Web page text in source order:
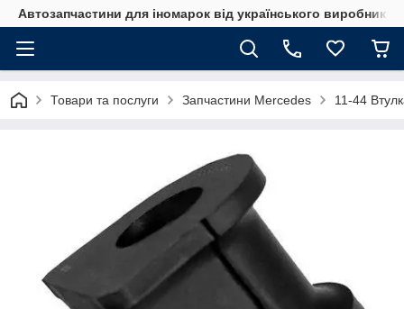
Автозапчастини для іномарок від українського виробника
Товари та послуги Запчастини Mercedes 11-44